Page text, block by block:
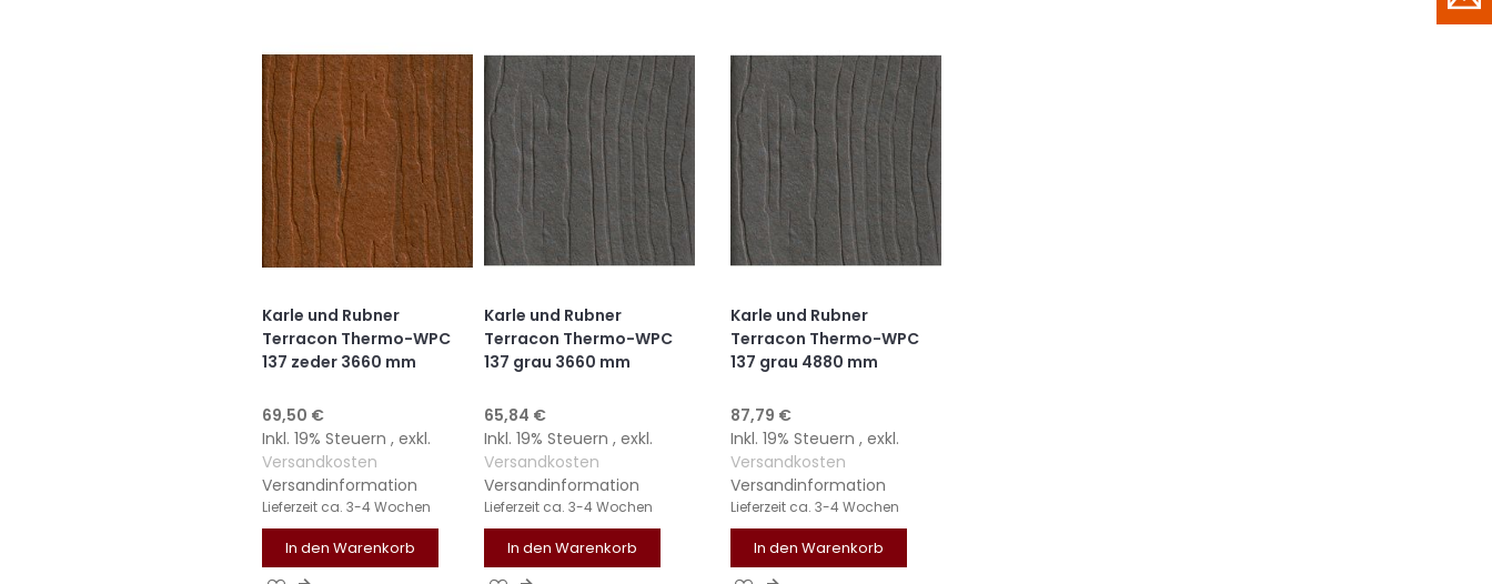
HINZUFÜGEN
HINZUFÜGEN
HINZUFÜGEN
HINZUFÜGEN
HINZUFÜGEN
HINZUFÜGEN
VERGLEICHSLISTE
Karle und Rubner
Terracon Thermo-WPC
137 zeder 3660 mm
69,50 €
Inkl. 19% Steuern,exkl.
Versandkosten
Versandinformation
Lieferzeit ca. 3-4 Wochen
In den Warenkorb
Karle und Rubner
Terracon Thermo-WPC
137 grau 3660 mm
65,84 €
Inkl. 19% Steuern,exkl.
Versandkosten
Versandinformation
Lieferzeit ca. 3-4 Wochen
In den Warenkorb
Karle und Rubner
Terracon Thermo-WPC
137 grau 4880 mm
87,79 €
Inkl. 19% Steuern,exkl.
Versandkosten
Versandinformation
Lieferzeit ca. 3-4 Wochen
In den Warenkorb